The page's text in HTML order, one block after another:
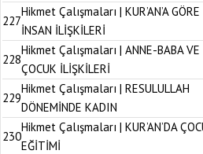
227
Hikmet Çalışmaları | KUR’AN’A GÖRE
İNSAN İLİŞKİLERİ
228
Hikmet Çalışmaları | ANNE-BABA VE
ÇOCUK İLİŞKİLERİ
229
Hikmet Çalışmaları | RESULULLAH
DÖNEMİNDE KADIN
230
Hikmet Çalışmaları | KUR’AN’DA
EĞİTİMİ